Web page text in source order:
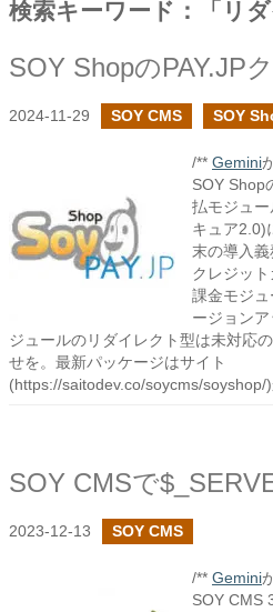
検索キーワード：「リダ
2024-11-29 SOY CMS SOY
/** Gemini
SOY Shop
払モジュ
キュア2.0)
末の導入義
クレジッ
課金モジ
ージョン
ジュールのリダイレクト型は未対応
せを。最新パッケージはサイト
(https://saitodev.co/soycms/soyshop/
2023-12-13 SOY CMS
/** Gemini
SOY CMS